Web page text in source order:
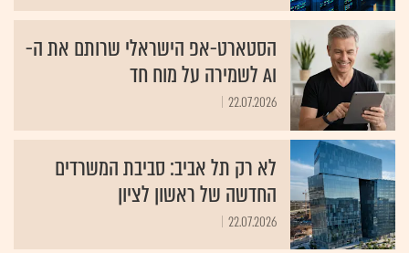
הסטארט-אפ הישראלי שרותם את ה-
AI לשמירה על מוח חד
22.07.2026
לא רק תל אביב: סביבת המשרדים
החדשה של ראשון לציון
22.07.2026